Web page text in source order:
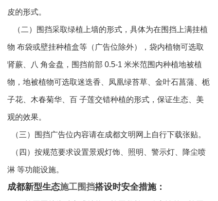
皮的形式。
（二）围挡采取绿植上墙的形式，具体为在围挡上满挂植
物 布袋或壁挂种植盒等（广告位除外），袋内植物可选取
肾蕨、八 角金盘，围挡前部 0.5-1 米米范围内种植地被植
物，地被植物可选取迷迭香、凤凰绿苔草、金叶石菖蒲、栀
子花、木春菊华、百 子莲交错种植的形式，保证生态、美
观的效果。
（三）围挡广告位内容请在成都文明网上自行下载张贴。
（四）按规范要求设置景观灯饰、照明、警示灯、降尘喷
淋 等功能设施。
成都新型生态施工围挡搭设时安全措施：